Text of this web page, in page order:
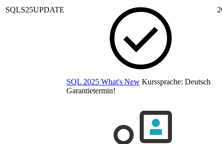
SQLS25UPDATE
SQL 2025 What's New Kurssprache: Deutsch
Garantietermin!